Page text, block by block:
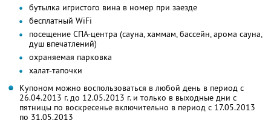
бутылка игристого вина в номер при заезде
бесплатный WiFi
посещение СПА-центра (сауна, хаммам, бассейн, арома сауна,
душ впечатлений)
охраняемая парковка
халат-тапочки
Купоном можно воспользоваться в любой день в период с
26.04.2013 г. до 12.05.2013 г. и только в выходные дни с
пятницы по воскресенье включительно в период с 17.05.2013
по 31.05.2013